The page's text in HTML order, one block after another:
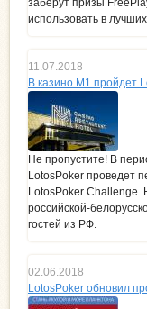
использовать в
11.07.2018
В казино М1 пройдет
Не пропустите! В
LotosPoker проведет
LotosPoker Challenge.
российской-
гостей из РФ.
02.06.2018
LotosPoker обновил